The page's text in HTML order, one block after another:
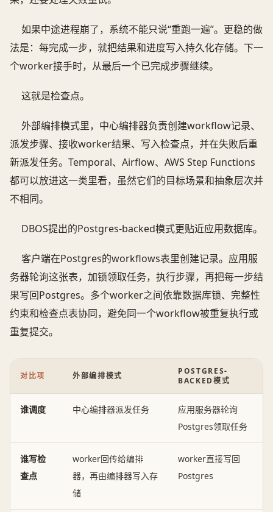
如果中途进程崩了，系统不能只说“重跑一遍”。更稳的做
法是：每完成一步，就把结果和进度写入持久化存储。下一
个worker接手时，从最后一个已完成步骤继续。
这就是检查点。
外部编排模式里，中心编排器负责创建workflow记录、
派发步骤、接收worker结果、写入检查点，并在失败后重
新派发任务。Temporal、Airflow、AWS Step Functions
都可以放进这一类里看，虽然它们的目标场景和抽象层次并
不相同。
DBOS提出的Postgres-backed模式更贴近应用数据库。
客户端在Postgres的workflows表里创建记录。应用服
务器轮询这张表，加锁领取任务，执行步骤，再把每一步结
果写回Postgres。多个worker之间依靠数据库锁、完整性
约束和检查点表协同，避免同一个workflow被重复执行或
重复提交。
对比项 外部编排模式
POSTGRES-
BACKED模式
谁调度 中心编排器派发任务
应用服务器轮询
Postgres领取任务
谁写检
查点
worker回传给编排
器，再由编排器写入存
储
worker直接写回
Postgres